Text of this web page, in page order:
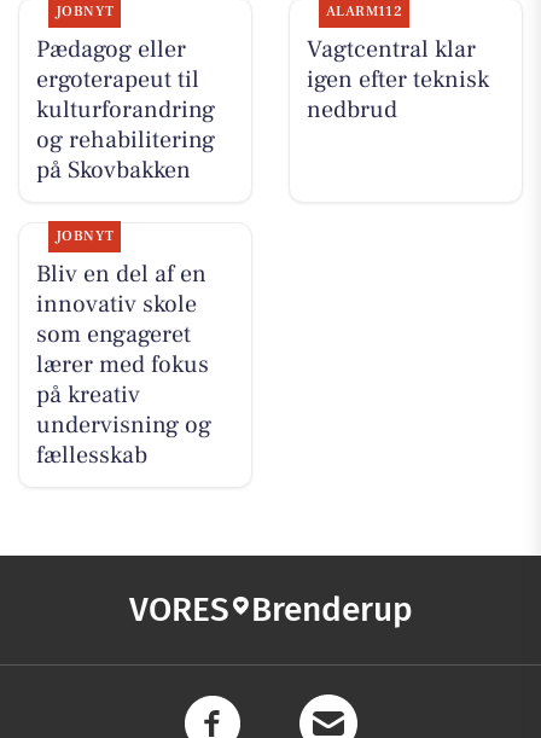
JOBNYT
Pædagog eller
ergoterapeut til
kulturforandring
og rehabilitering
på Skovbakken
ALARM112
Vagtcentral klar
igen efter teknisk
nedbrud
JOBNYT
Bliv en del af en
innovativ skole
som engageret
lærer med fokus
på kreativ
undervisning og
fællesskab
VORES Brenderup